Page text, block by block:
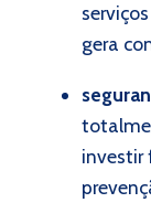
gera
investir